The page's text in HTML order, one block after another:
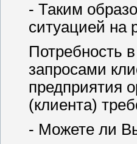
- Таким
ситуацией на
Потребность
запросами
предприятия
(клиента)
- Можете ли